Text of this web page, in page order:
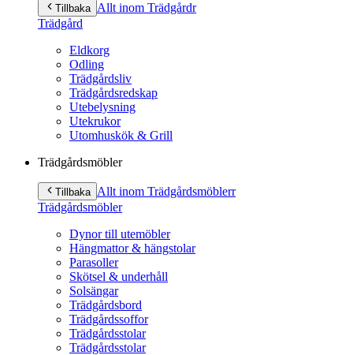
Tillbaka Allt inom Trädgårdr
Trädgård
Eldkorg
Odling
Trädgårdsliv
Trädgårdsredskap
Utebelysning
Utekrukor
Utomhuskök & Grill
Trädgårdsmöbler
Tillbaka Allt inom Trädgårdsmöblerr
Trädgårdsmöbler
Dynor till utemöbler
Hängmattor & hängstolar
Parasoller
Skötsel & underhåll
Solsängar
Trädgårdsbord
Trädgårdssoffor
Trädgårdsstolar
Trädgårdsstolar